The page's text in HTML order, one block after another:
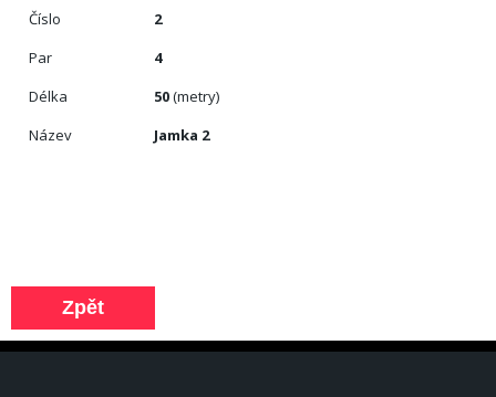
Číslo
2
Par
4
Délka
50(metry)
Název
Jamka 2